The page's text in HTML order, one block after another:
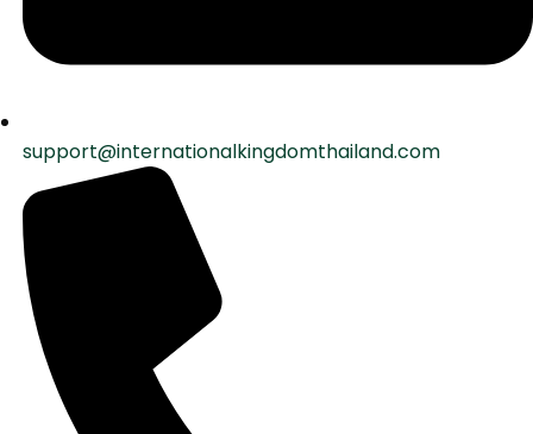
support@internationalkingdomthailand.com